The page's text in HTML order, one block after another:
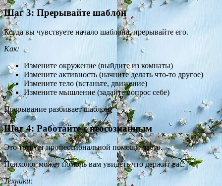
Шаг 3: Прерывайте шаблон
Когда вы чувствуете начало шаблона, прерывайте его.
Как:
Измените окружение (выйдите из комнаты)
Измените активность (начните делать что-то другое)
Измените тело (встаньте, движение)
Измените мышление (задайте вопрос себе)
Прерывание разбивает шаблон.
Шаг 4: Работайте с неосознанным
Это требует профессиональной помощи часто.
Психолог может помочь вам увидеть что держит вас.
Техники: